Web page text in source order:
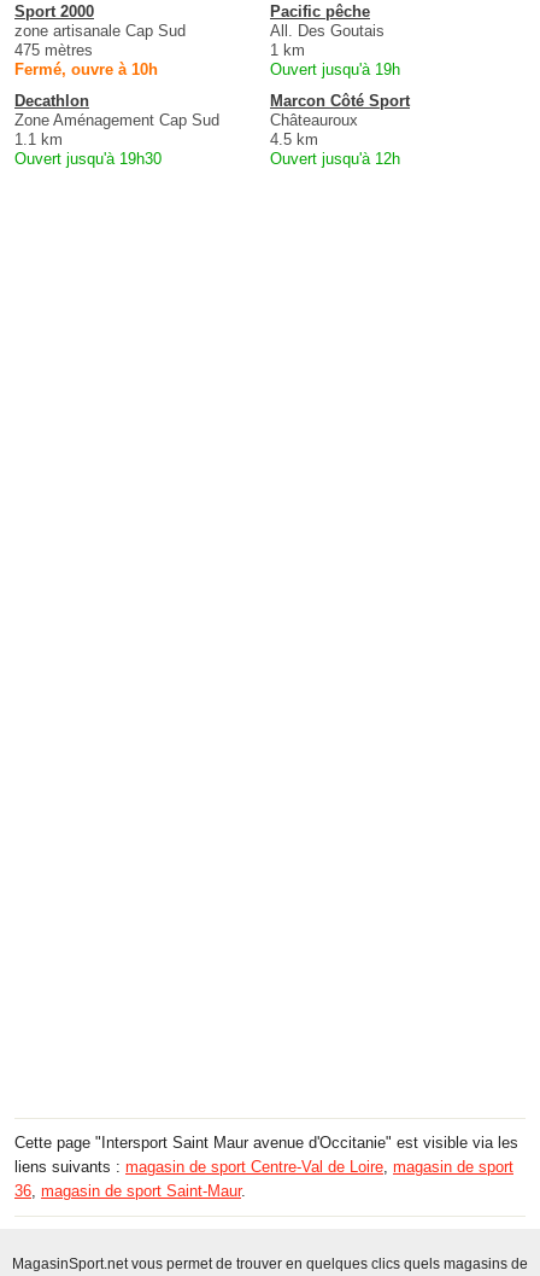
Sport 2000
zone artisanale Cap Sud
475 mètres
Fermé, ouvre à 10h
Pacific pêche
All. Des Goutais
1 km
Ouvert jusqu'à 19h
Decathlon
Zone Aménagement Cap Sud
1.1 km
Ouvert jusqu'à 19h30
Marcon Côté Sport
Châteauroux
4.5 km
Ouvert jusqu'à 12h
Cette page "Intersport Saint Maur avenue d'Occitanie" est visible via les
liens suivants : magasin de sport Centre-Val de Loire magasin de sport
36 magasin de sport Saint-Maur.
MagasinSport.net vous permet de trouver en quelques clics quels magasins de